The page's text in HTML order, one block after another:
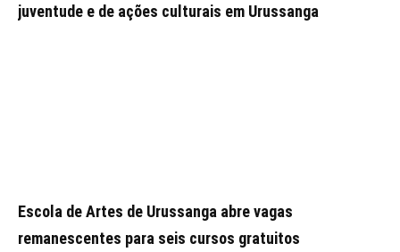
juventude e de ações culturais em Urussanga
Escola de Artes de Urussanga abre vagas
remanescentes para seis cursos gratuitos